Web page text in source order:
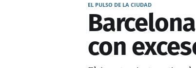
EL PULSO DE LA CIUDAD
con